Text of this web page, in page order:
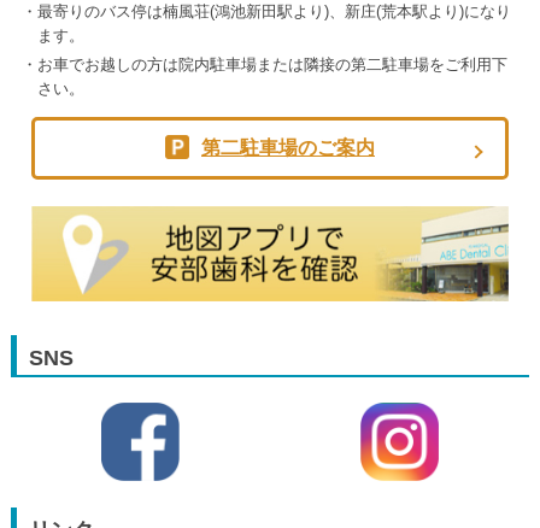
最寄りのバス停は楠風荘(鴻池新田駅より)、新庄(荒本駅より)になり
ます。
お車でお越しの方は院内駐車場または隣接の第二駐車場をご利用下
さい。
第二駐車場のご案内
SNS